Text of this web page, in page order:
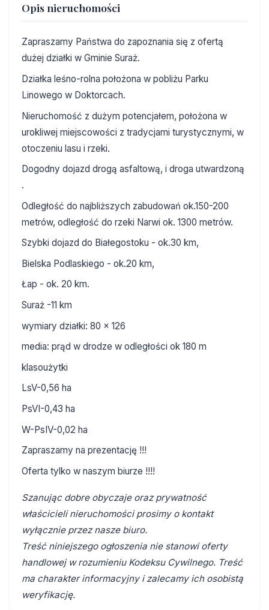
Opis nieruchomości
Zapraszamy Państwa do zapoznania się z ofertą
dużej działki w Gminie Suraż.
Działka leśno-rolna położona w pobliżu Parku
Linowego w Doktorcach.
Nieruchomość z dużym potencjałem, położona w
urokliwej miejscowości z tradycjami turystycznymi, w
otoczeniu lasu i rzeki.
Dogodny dojazd drogą asfaltową, i droga utwardzoną
.
Odległość do najbliższych zabudowań ok.150-200
metrów, odległość do rzeki Narwi ok. 1300 metrów.
Szybki dojazd do Białegostoku - ok.30 km,
Bielska Podlaskiego - ok.20 km,
Łap - ok. 20 km.
Suraż -11 km
wymiary działki: 80 x 126
media: prąd w drodze w odległości ok 180 m
klasoużytki
LsV-0,56 ha
PsVI-0,43 ha
W-PsIV-0,02 ha
Zapraszamy na prezentację !!!
Oferta tylko w naszym biurze !!!!
Szanując dobre obyczaje oraz prywatność
właścicieli nieruchomości prosimy o kontakt
wyłącznie przez nasze biuro.
Treść niniejszego ogłoszenia nie stanowi oferty
handlowej w rozumieniu Kodeksu Cywilnego. Treść
ma charakter informacyjny i zalecamy ich osobistą
weryfikację.